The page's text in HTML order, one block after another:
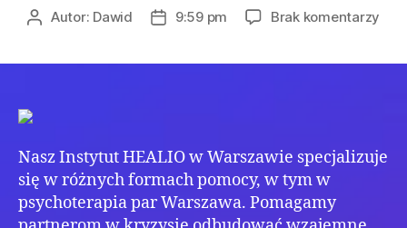
AutorAutor: Dawid
Data9:59 pm Brak komentarzy
krok
Nasz Instytut HEALIO w Warszawie specjalizuje
się w różnych formach pomocy, w tym w
psychoterapia par Warszawa. Pomagamy